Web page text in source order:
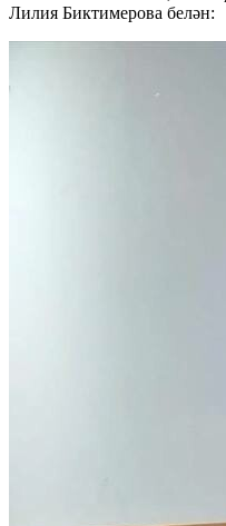
Лилия Биктимерова белән: